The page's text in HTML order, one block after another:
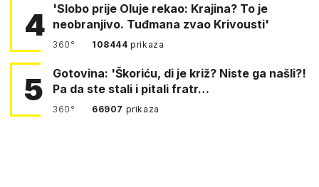
4
'Slobo prije Oluje rekao: Krajina? To je
neobranjivo. Tuđmana zvao Krivousti'
360° 108444prikaza
5
Gotovina: 'Škoriću, di je križ? Niste ga našli?!
Pa da ste stali i pitali fratr…
360° 66907 prikaza